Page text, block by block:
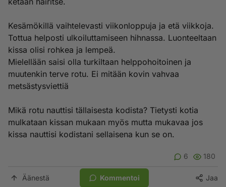
Kesämökillä vaihtelevasti viikonloppuja ja etä viikkoja.
Tottua helposti ulkoiluttamiseen hihnassa. Luonteeltaan
kissa olisi rohkea ja lempeä.
Mielellään saisi olla turkiltaan helppohoitoinen ja
muutenkin terve rotu. Ei mitään kovin vahvaa
metsästysviettiä
Mikä rotu nauttisi tällaisesta kodista? Tietysti kotia
mulkataan kissan mukaan myös mutta mukavaa jos
kissa nauttisi kodistani sellaisena kun se on.
6 180
Äänestä Kommentoi Jaa